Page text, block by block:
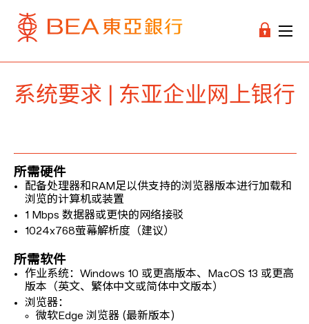
系统要求 | 东亚企业网上银行
所需硬件
配备处理器和RAM足以供支持的浏览器版本进行加载和
浏览的计算机或装置
1 Mbps 数据器或更快的网络接驳
1024x768萤幕解析度（建议）
所需软件
作业系统：Windows 10 或更高版本、MacOS 13 或更高
版本（英文、繁体中文或简体中文版本）
浏览器：
微软Edge 浏览器 (最新版本)